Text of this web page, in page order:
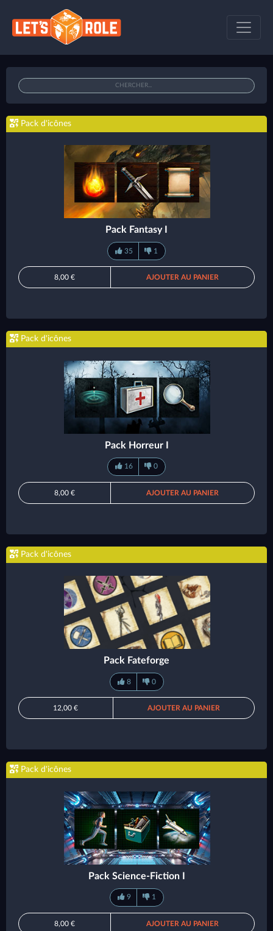
Pack d'icônes
Pack Fantasy I
35 1
8,00 € AJOUTER AU PANIER
Pack d'icônes
Pack Horreur I
16 0
8,00 € AJOUTER AU PANIER
Pack d'icônes
Pack Fateforge
8 0
12,00 € AJOUTER AU PANIER
Pack d'icônes
Pack Science-Fiction I
9 1
8,00 € AJOUTER AU PANIER